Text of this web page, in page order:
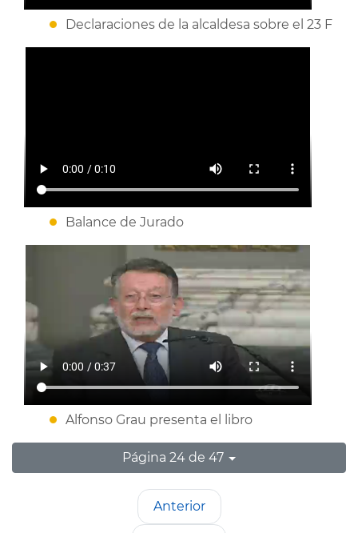
Declaraciones de la alcaldesa sobre el 23 F
Balance de Jurado
Alfonso Grau presenta el libro
Página 24 de 47
Anterior